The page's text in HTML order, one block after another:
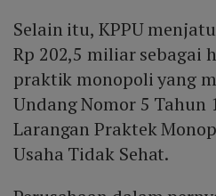
Selain itu, KPPU
Rp 202,5 miliar sebagai
praktik monopoli yang
Undang Nomor 5 Tahun
Larangan Praktek
Usaha Tidak Sehat.